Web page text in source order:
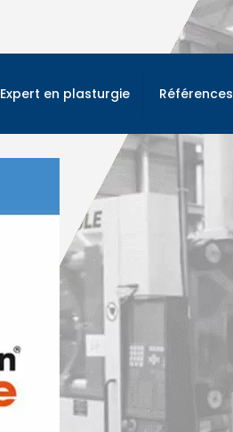
Expert en plasturgie Références